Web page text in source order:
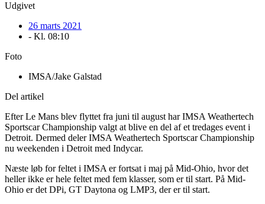
Udgivet
26 marts 2021
- Kl. 08:10
Foto
IMSA/Jake Galstad
Del artikel
Efter Le Mans blev flyttet fra juni til august har IMSA Weathertech
Sportscar Championship valgt at blive en del af et tredages event i
Detroit. Dermed deler IMSA Weathertech Sportscar Championship
nu weekenden i Detroit med Indycar.
Næste løb for feltet i IMSA er fortsat i maj på Mid-Ohio, hvor det
heller ikke er hele feltet med fem klasser, som er til start. På Mid-
Ohio er det DPi, GT Daytona og LMP3, der er til start.